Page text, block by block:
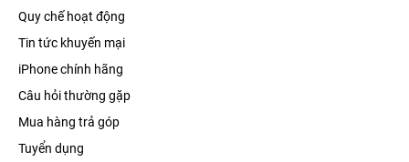
Quy chế hoạt động
Tin tức khuyến mại
iPhone chính hãng
Câu hỏi thường gặp
Mua hàng trả góp
Tuyển dụng